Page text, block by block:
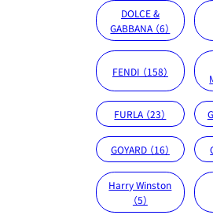
DOLCE &
GABBANA （6）
FENDI （158）
FURLA （23）
GOYARD （16）
Harry Winston
（5）